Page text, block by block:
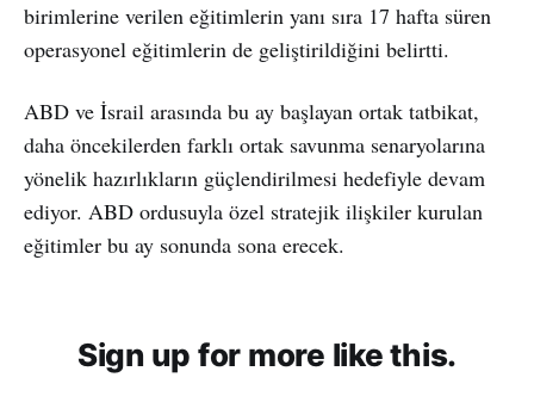
birimlerine verilen eğitimlerin yanı sıra 17 hafta süren
operasyonel eğitimlerin de geliştirildiğini belirtti.
ABD ve İsrail arasında bu ay başlayan ortak tatbikat,
daha öncekilerden farklı ortak savunma senaryolarına
yönelik hazırlıkların güçlendirilmesi hedefiyle devam
ediyor. ABD ordusuyla özel stratejik ilişkiler kurulan
eğitimler bu ay sonunda sona erecek.
Sign up for more like this.